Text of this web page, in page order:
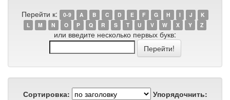
Перейти к: 0-9 A B C D E F G H I J
K
L
M N O P Q R S T U V W X Y Z
или введите несколько первых букв:
Сортировка:
Упорядочнить: